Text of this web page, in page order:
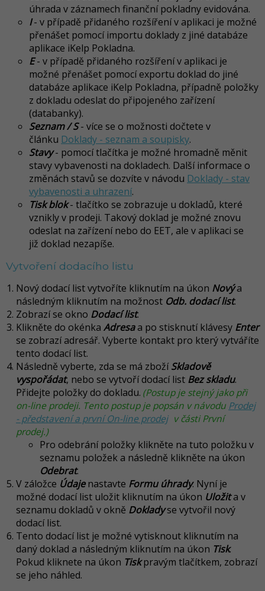
úhrada v záznamech finanční pokladny evidována.
I- v případě přidaného rozšíření v aplikaci je možné
přenášet pomocí importu doklady z jiné databáze
aplikace iKelp Pokladna.
E- v případě přidaného rozšíření v aplikaci je
možné přenášet pomocí exportu doklad do jiné
databáze aplikace iKelp Pokladna, případně položky
z dokladu odeslat do připojeného zařízení
(databanky).
Seznam / S- více se o možnosti dočtete v
článku Doklady - seznam a soupisky.
Stavy- pomocí tlačítka je možné hromadně měnit
stavy vybavenosti na dokladech. Další informace o
změnách stavů se dozvíte v návodu Doklady - stav
vybavenosti a uhrazení.
Tisk blok- tlačítko se zobrazuje u dokladů, které
vznikly v prodeji. Takový doklad je možné znovu
odeslat na zařízení nebo do EET, ale v aplikaci se
již doklad nezapíše.
Vytvoření dodacího listu
Nový dodací list vytvoříte kliknutím na úkon Novýa
následným kliknutím na možnost Odb. dodací list.
Zobrazí se okno Dodací list.
Klikněte do okénka Adresaa po stisknutí klávesy Enter
se zobrazí adresář. Vyberte kontakt pro který vytváříte
tento dodací list.
Následně vyberte, zda se má zbožíSkladově
vyspořádat, nebo se vytvoří dodací list Bez skladu.
Přidejte položky do dokladu. (Postup je stejný jako při
on-line prodeji. Tento postup je popsán v návodu Prodej
- představení a první On-line prodej v části První
prodej.)
Pro odebrání položky klikněte na tuto položku v
seznamu položek a následně klikněte na úkon
Odebrat.
V záložce Údajenastavte Formu úhrady. Nyní je
možné dodací list uložit kliknutím na úkon Uložita v
seznamu dokladů v okně Dokladyse vytvořil nový
dodací list.
Tento dodací list je možné vytisknout kliknutím na
daný doklad a následným kliknutím na úkon Tisk.
Pokud kliknete na úkon Tiskpravým tlačítkem, zobrazí
se jeho náhled.